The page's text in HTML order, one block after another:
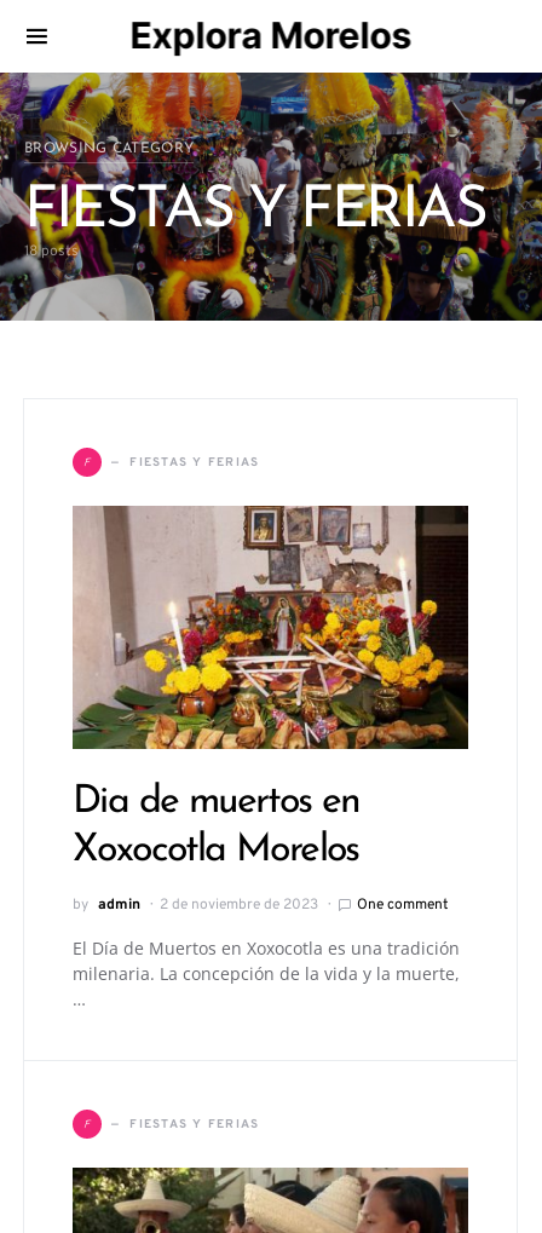
Explora Morelos
Search for:
BROWSING CATEGORY
FIESTAS Y FERIAS
18 posts
F FIESTAS Y FERIAS
Dia de muertos en
Xoxocotla Morelos
by admin 2 de noviembre de 2023 One comment
El Día de Muertos en Xoxocotla es una tradición
milenaria. La concepción de la vida y la muerte,
…
F FIESTAS Y FERIAS